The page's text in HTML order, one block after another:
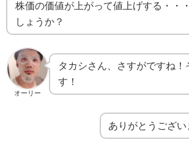
株価の価値が上がって値上げする・・
しょうか？
オーリー
タカシさん、さすがですね！
す！
ありがとうござい